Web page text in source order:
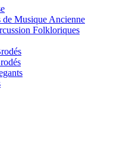
Musique Ancienne
Folkloriques